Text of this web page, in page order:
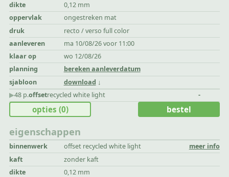
dikte
0,12 mm
oppervlak
ongestreken mat
druk
recto / verso full color
aanleveren
ma 10/08/26 voor 11:00
klaar op
wo 12/08/26
planning
bereken aanleverdatum
sjabloon
download
▶︎48 p.offsetrecycled white light -
eigenschappen
binnenwerk offset recycled white light
meer info
kaft
zonder kaft
dikte
0,12 mm
opties (0) bestel